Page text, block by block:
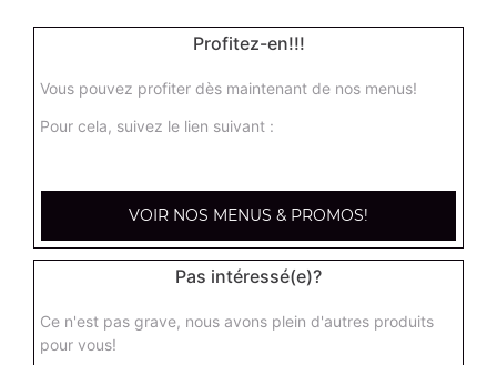
boursin large
Base sauce tomate, mozzarella, viande hachée, oeuf
17.95€
Base sauce tomate, mozzarella, viande kébab, tomate
fraîches, oignons
17.95€
hannibale large
Base sauce tomate, boeuf, jambon, poulet, merguez
Profitez-en!!!
Vous pouvez profiter dès maintenant de nos menus!
Pour cela, suivez le lien suivant :
VOIR NOS MENUS & PROMOS!
Pas intéressé(e)?
Ce n'est pas grave, nous avons plein d'autres produits
pour vous!